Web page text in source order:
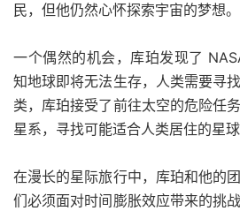
民，但他仍然心怀探索宇宙的梦想。
一个偶然的机会，库珀发现了
知地球即将无法生存，人类需要寻
类，库珀接受了前往太空的危险任
星系，寻找可能适合人类居住的星球
在漫长的星际旅行中，库珀和他的
们必须面对时间膨胀效应带来的挑